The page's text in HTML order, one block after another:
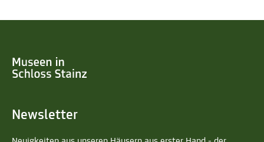
Newsletter